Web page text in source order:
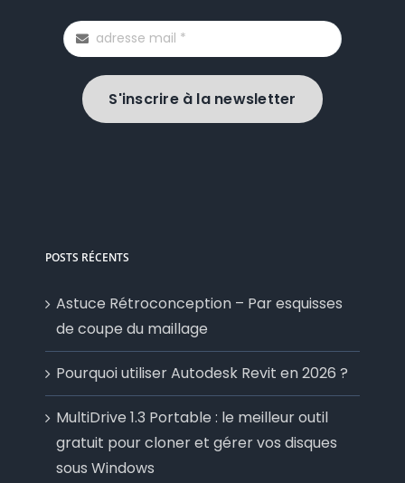
S'inscrire à la newsletter
POSTS RÉCENTS
Astuce Rétroconception – Par esquisses
de coupe du maillage
Pourquoi utiliser Autodesk Revit en 2026 ?
MultiDrive 1.3 Portable : le meilleur outil
gratuit pour cloner et gérer vos disques
sous Windows